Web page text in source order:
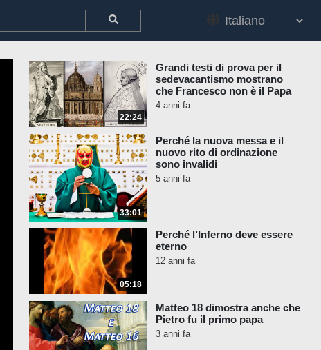
22:24
Grandi testi di prova per il
sedevacantismo mostrano
che Francesco non è il Papa
4 anni fa
33:01
Perché la nuova messa e il
nuovo rito di ordinazione
sono invalidi
5 anni fa
05:18
Perché l’Inferno deve essere
eterno
12 anni fa
Matteo 18 dimostra anche che
Pietro fu il primo papa
3 anni fa